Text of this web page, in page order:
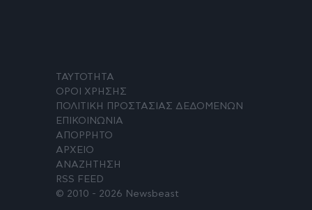
ΤΑΥΤΟΤΗΤΑ
ΟΡΟΙ ΧΡΗΣΗΣ
ΠΟΛΙΤΙΚΗ ΠΡΟΣΤΑΣΙΑΣ ΔΕΔΟΜΕΝΩΝ
ΕΠΙΚΟΙΝΩΝΙΑ
ΑΠΟΡΡΗΤΟ
ΑΡΧΕΙΟ
ΑΝΑΖΗΤΗΣΗ
RSS FEED
© 2010 - 2026 Newsbeast